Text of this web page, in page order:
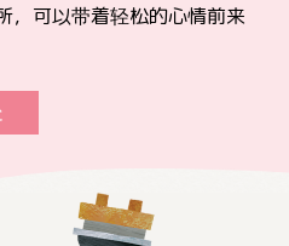
，可以带着轻松的心情前来